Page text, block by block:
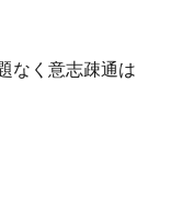
なく意志疎通は